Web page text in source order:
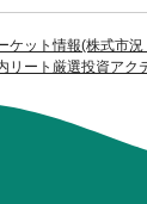
ケット情報(株式市
リート厳選投資アク